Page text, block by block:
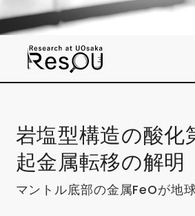
岩塩型構造の酸化
起金属転移の解明
マントル底部の金属FeOが地